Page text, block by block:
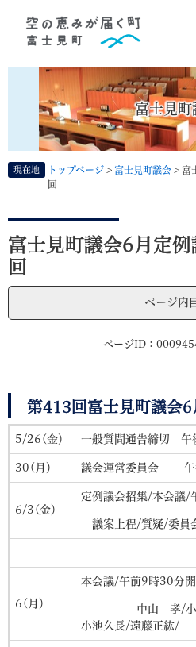
富士見町
現在地 トップページ > 富士見町議会 > 富
回
本
文
富士見町議会6月定
回
ページ内
ページID：
第413回富士見町議会
5/26(金） 一般質問通告締切 午
30(月） 議会運営委員会 午
6/3(金）
定例議会招集/本会
議案上程/質疑/委員
6(月）
本会議/午前9時30
中山 孝/小林
小池久長/遠藤正紘/